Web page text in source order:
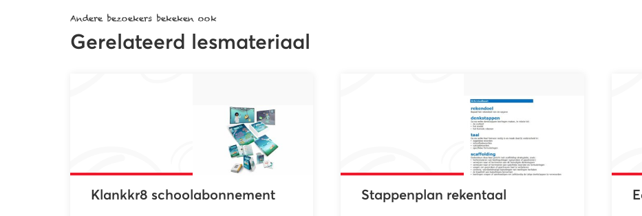
Andere bezoekers bekeken ook
Gerelateerd lesmateriaal
Klankkr8 schoolabonnement Stappenplan rekentaal